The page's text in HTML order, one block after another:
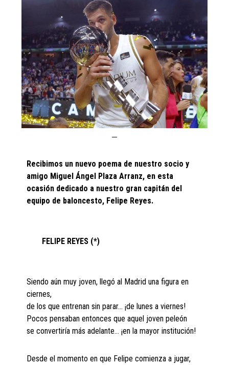
Recibimos un nuevo poema de nuestro socio y
amigo Miguel Ángel Plaza Arranz, en esta
ocasión dedicado a nuestro gran capitán del
equipo de baloncesto, Felipe Reyes.
FELIPE REYES (*)
Siendo aún muy joven, llegó al Madrid una figura en
ciernes,
de los que entrenan sin parar… ¡de lunes a viernes!
Pocos pensaban entonces que aquel joven peleón
se convertiría más adelante… ¡en la mayor institución!
Desde el momento en que Felipe comienza a jugar,